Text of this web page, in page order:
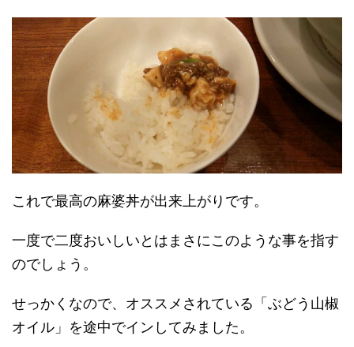
これで最高の麻婆丼が出来上がりです。
一度で二度おいしいとはまさにこのような事を指す
のでしょう。
せっかくなので、オススメされている「ぶどう山椒
オイル」を途中でインしてみました。